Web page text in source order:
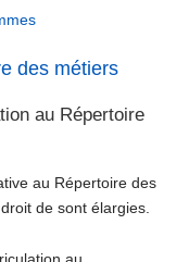
des métiers
au Répertoire
au Répertoire des
de sont élargies.
au